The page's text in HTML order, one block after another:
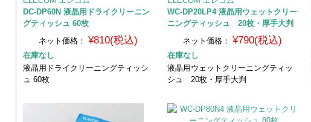
DC-DP60N 液晶用ドライクリーニン
グティッシュ 60枚
ネット価格： ¥810(税込)
在庫なし
液晶用ドライクリーニングティッシ
ュ 60枚
WC-DP20LP4 液晶用ウェットクリー
ニングティッシュ 20枚・厚手大判
ネット価格： ¥790(税込)
在庫なし
液晶用ウェットクリーニングティッ
シュ 20枚・厚手大判